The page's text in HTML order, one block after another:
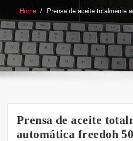
Home Prensa de aceite totalmente
Prensa de aceite
automática freedoh